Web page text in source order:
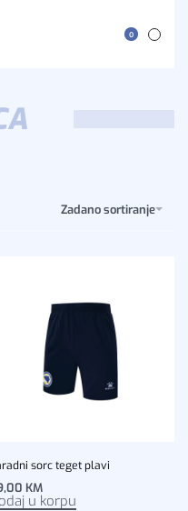
0
Zadano sortiranje
sorc teget plavi
KM
u korpu